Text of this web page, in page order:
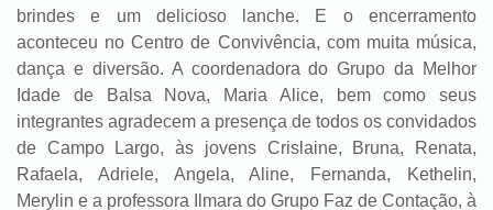
brindes e um delicioso lanche. E o encerramento
aconteceu no Centro de Convivência, com muita música,
dança e diversão. A coordenadora do Grupo da Melhor
Idade de Balsa Nova, Maria Alice, bem como seus
integrantes agradecem a presença de todos os convidados
de Campo Largo, às jovens Crislaine, Bruna, Renata,
Rafaela, Adriele, Angela, Aline, Fernanda, Kethelin,
Merylin e a professora Ilmara do Grupo Faz de Contação, à